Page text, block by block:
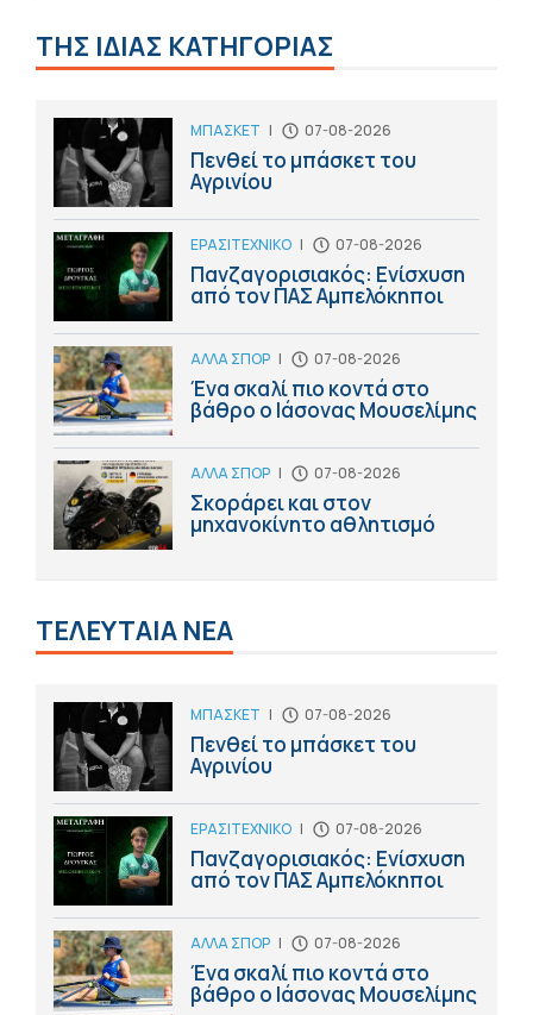
ΤΗΣ ΙΔΙΑΣ ΚΑΤΗΓΟΡΙΑΣ
ΜΠΑΣΚΕΤ | 07-08-2026
Πενθεί το μπάσκετ του
Αγρινίου
ΕΡΑΣΙΤΕΧΝΙΚΟ | 07-08-2026
Πανζαγορισιακός: Ενίσχυση
από τον ΠΑΣ Αμπελόκηποι
ΑΛΛΑ ΣΠΟΡ | 07-08-2026
Ένα σκαλί πιο κοντά στο
βάθρο ο Ιάσονας Μουσελίμης
ΑΛΛΑ ΣΠΟΡ | 07-08-2026
Σκοράρει και στον
μηχανοκίνητο αθλητισμό
ΤΕΛΕΥΤΑΙΑ ΝΕΑ
ΜΠΑΣΚΕΤ | 07-08-2026
Πενθεί το μπάσκετ του
Αγρινίου
ΕΡΑΣΙΤΕΧΝΙΚΟ | 07-08-2026
Πανζαγορισιακός: Ενίσχυση
από τον ΠΑΣ Αμπελόκηποι
ΑΛΛΑ ΣΠΟΡ | 07-08-2026
Ένα σκαλί πιο κοντά στο
βάθρο ο Ιάσονας Μουσελίμης